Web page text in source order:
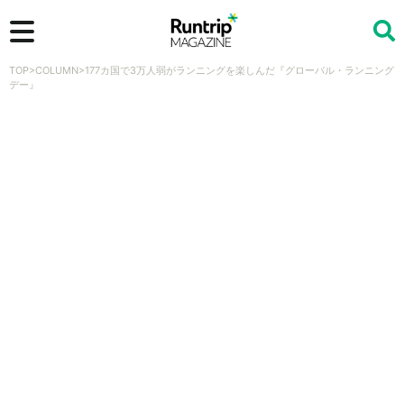
検索
TOP>COLUMN>177カ国で3万人弱がランニングを楽しんだ『グローバル・ランニング
デー』